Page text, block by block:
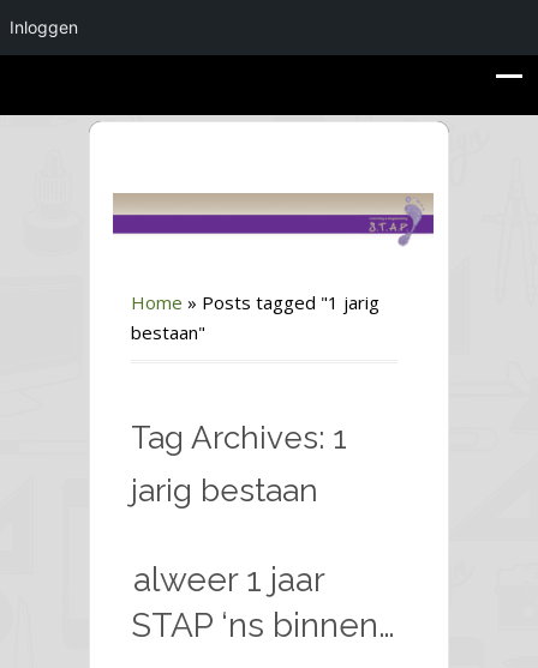
Home » Posts tagged "1 jarig
bestaan"
Tag Archives: 1
jarig bestaan
alweer 1 jaar
STAP ‘ns binnen…
Inloggen